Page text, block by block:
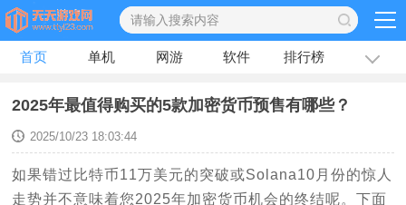
首页 单机 网游 软件 排行榜 专题
2025年最值得购买的5款加密货币预售有哪些？
2025/10/23 18:03:44
如果错过比特币11万美元的突破或Solana10月份的惊人
走势并不意味着您2025年加密货币机会的终结呢。下面